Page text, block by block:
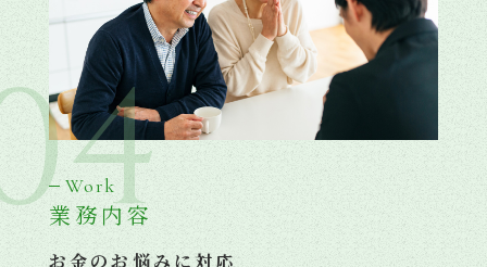
Work
業務内容
お金のお悩みに対応